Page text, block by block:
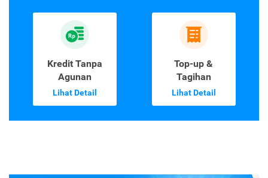
Kredit Tanpa
Agunan
Lihat Detail
Top-up &
Tagihan
Lihat Detail